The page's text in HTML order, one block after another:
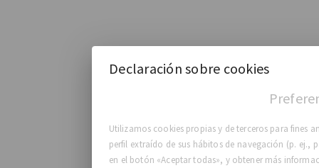
Declaración sobre cookies
Utilizamos cookies propias y de terceros para fines
perfil extraído de sus hábitos de navegación (p. ej.,
en el botón «Aceptar todas», y obtener más